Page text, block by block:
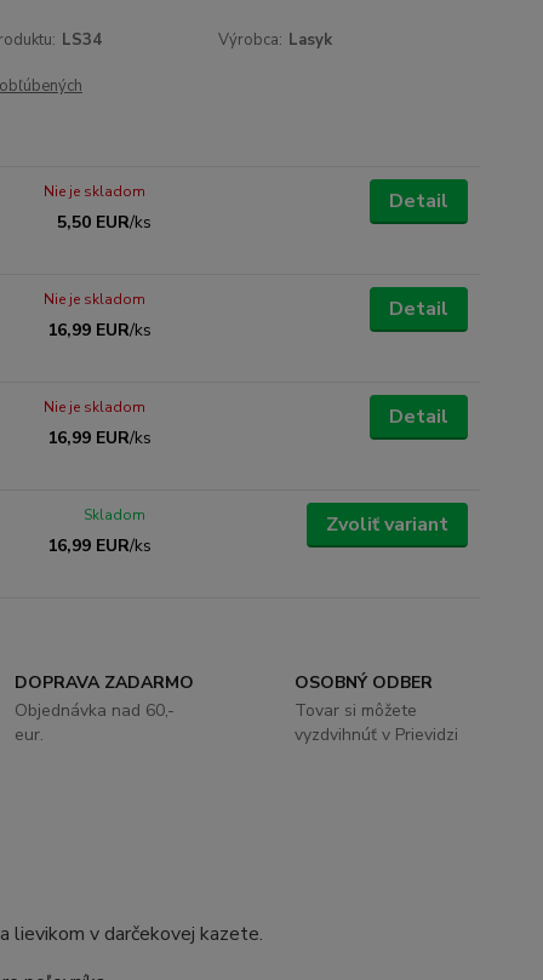
LS34 Výrobca: Lasyk
5,50 EUR/ks
Nie je skladom Detail
16,99 EUR/ks
Nie je skladom Detail
16,99 EUR/ks
Nie je skladom Detail
16,99 EUR/ks
Skladom Zvoliť variant
DOPRAVA ZADARMO
Objednávka nad 60,-
eur.
OSOBNÝ ODBER
Tovar si môžete
vyzdvihnúť v Prievidzi
lievikom v darčekovej kazete.